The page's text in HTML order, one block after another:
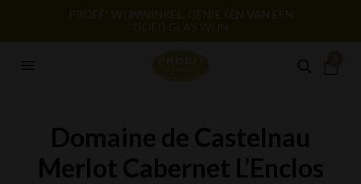
PROEF! WIJNWINKEL. GENIETEN VAN EEN
GOED GLAS WIJN
Domaine de Castelnau
Merlot Cabernet L’Enclos